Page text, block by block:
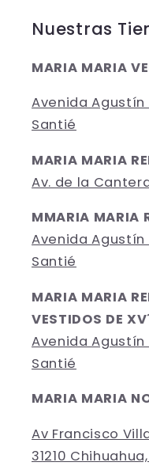
Nuestras
MARIA MARIA
Avenida Agustín
Santié
MARIA MARIA
Av. de la
MMARIA MARIA
Avenida Agustín
Santié
MARIA MARIA
VESTIDOS DE
Avenida Agustín
Santié
MARIA MARIA
Av Francisco
31210